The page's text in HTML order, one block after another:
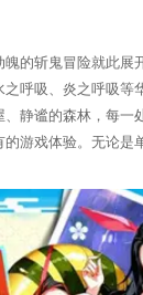
的斩鬼冒险就此
呼吸、炎之呼吸
静谧的森林，每
游戏体验。无论是